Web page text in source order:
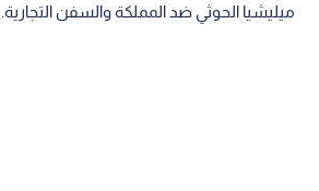
ميليشيا الحوثي ضد المملكة والسفن التجارية.